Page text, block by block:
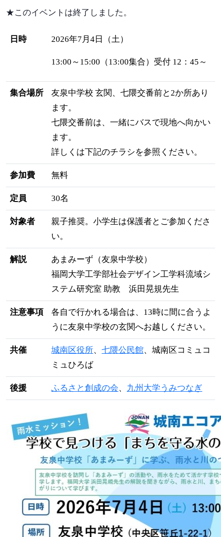
★このイベントは終了しました。
日時 2026年7月4日（土）
13:00～15:00（13:00集合）受付 12：45～
集合場所
友泉中学校 玄関、七隈交番前と2か所あり
ます。
七隈交番前は、一緒にバスで現地へ向かい
ます。
詳しくは下記のチラシを参照ください。
参加費 無料
定員 30名
対象者
親子推奨。小学生は保護者とご参加くださ
い。
解説
あまみーず（友泉中学校）
福岡大学工学部社会デザイン工学科流域シ
ステム研究室 助教 浜田晃規先生
注意事項
各自で行かれる場合は、13時に間に合うよ
うに友泉中学校の玄関へお越しください。
共催 城南区役所、 七隈公民館、城南区コミュコ
ミュひろば
後援 ふるさと創成の会、 九州大学うみつなぎ